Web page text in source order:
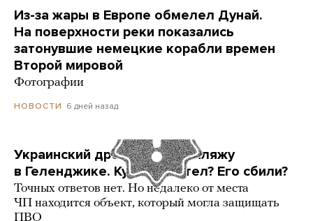
Из-за жары в Европе обмелел Дунай.
На поверхности реки показались
затонувшие немецкие корабли времен
Второй мировой
Фотографии
НОВОСТИ 6 дней назад
Украинский дрон попал по пляжу
в Геленджике. Куда он летел? Его сбили?
Точных ответов нет. Но недалеко от места
ЧП находится объект, который могла защищать
ПВО